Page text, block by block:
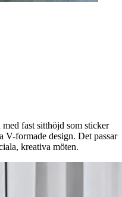
fast sitthöjd som sticker
V-formade design. Det passar
kreativa möten.